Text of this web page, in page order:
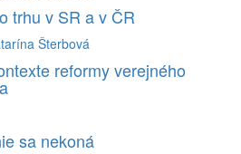
trhu v SR a v ČR
Šterbová
reformy verejného
sa nekoná